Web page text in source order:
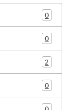
0
0
2
0